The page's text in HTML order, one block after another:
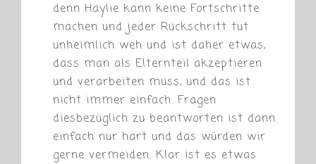
denn Haylie kann keine Fortschritte
machen und jeder Rückschritt tut
unheimlich weh und ist daher etwas,
dass man als Elternteil akzeptieren
und verarbeiten muss, und das ist
nicht immer einfach. Fragen
diesbezüglich zu beantworten ist dann
einfach nur hart und das würden wir
gerne vermeiden. Klar ist es etwas